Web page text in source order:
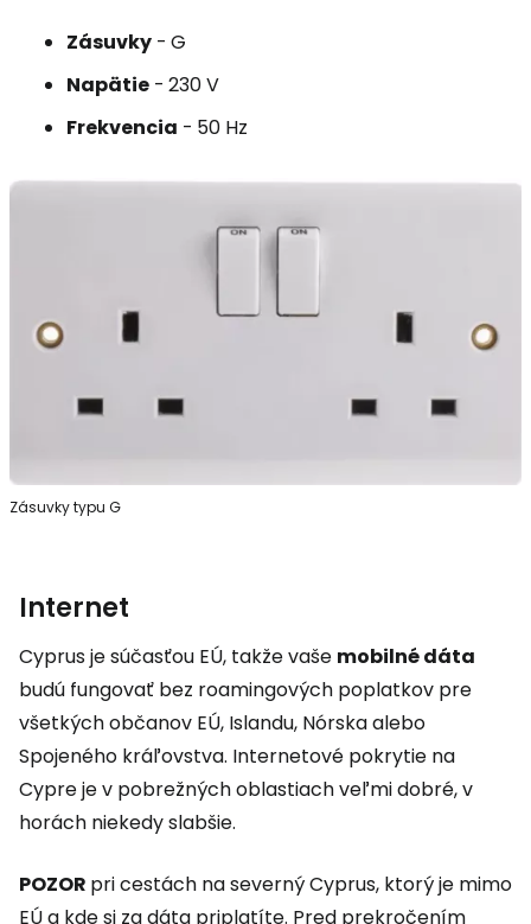
Zásuvky - G
Napätie - 230 V
Frekvencia - 50 Hz
Zásuvky typu G
Internet
Cyprus je súčasťou EÚ, takže vaše mobilné dáta
budú fungovať bez roamingových poplatkov pre
všetkých občanov EÚ, Islandu, Nórska alebo
Spojeného kráľovstva. Internetové pokrytie na
Cypre je v pobrežných oblastiach veľmi dobré, v
horách niekedy slabšie.
POZOR pri cestách na severný Cyprus, ktorý je mimo
EÚ a kde si za dáta priplatíte. Pred prekročením